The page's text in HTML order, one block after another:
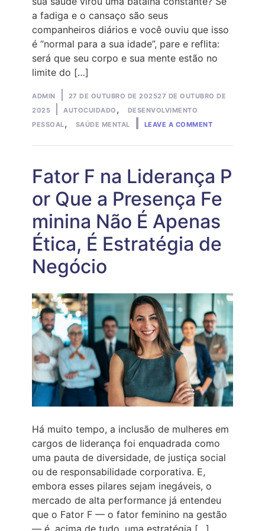
a fadiga e o cansaço são seus
companheiros diários e você ouviu que isso
é “normal para a sua idade”, pare e reflita:
será que seu corpo e sua mente estão no
limite do […]
Posted
by
ADMIN 27 DE OUTUBRO DE 202527 DE OUTUBRO DE
2025
Posted
in
AUTOCUIDADO ,
DESENVOLVIMENTO
PESSOAL, SAÚDE MENTAL LEAVE A COMMENTON
40:
O
A
TERAPIA
Fator F na Liderança P
or Que a Presença Fe
minina Não É Apenas
Ética, É Estratégia de
Negócio
Há muito tempo, a inclusão de mulheres em
cargos de liderança foi enquadrada como
uma pauta de diversidade, de justiça social
ou de responsabilidade corporativa. E,
embora esses pilares sejam inegáveis, o
mercado de alta performance já entendeu
que o Fator F — o fator feminino na gestão